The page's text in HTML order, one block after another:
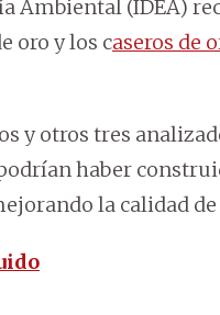
Ambiental (IDEA)
oro y los caseros de
y otros tres
haber
la calidad de